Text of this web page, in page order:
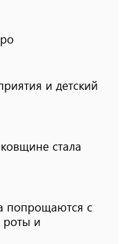
и детский
стала
попрощаются с
роты и